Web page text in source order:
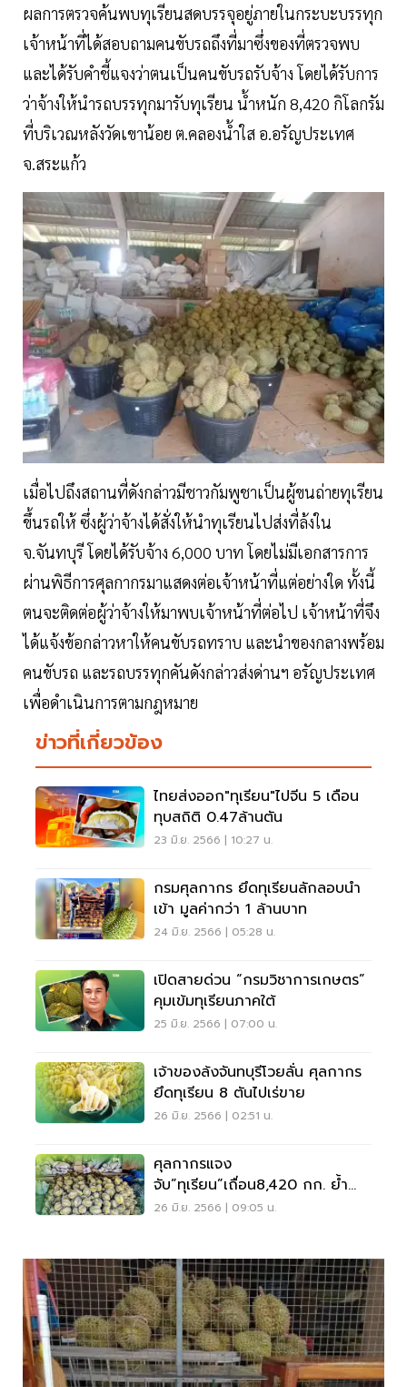
ผลการตรวจค้นพบทุเรียนสดบรรจุอยู่ภายในกระบะบรรทุก
เจ้าหน้าที่ได้สอบถามคนขับรถถึงที่มาซึ่งของที่ตรวจพบ
และได้รับคำชี้แจงว่าตนเป็นคนขับรถรับจ้าง โดยได้รับการ
ว่าจ้างให้นำรถบรรทุกมารับทุเรียน น้ำหนัก 8,420 กิโลกรัม
ที่บริเวณหลังวัดเขาน้อย ต.คลองน้ำใส อ.อรัญประเทศ
จ.สระแก้ว
เมื่อไปถึงสถานที่ดังกล่าวมีชาวกัมพูชาเป็นผู้ขนถ่ายทุเรียน
ขึ้นรถให้ ซึ่งผู้ว่าจ้างได้สั่งให้นำทุเรียนไปส่งที่ล้งใน
จ.จันทบุรี โดยได้รับจ้าง 6,000 บาท โดยไม่มีเอกสารการ
ผ่านพิธีการศุลกากรมาแสดงต่อเจ้าหน้าที่แต่อย่างใด ทั้งนี้
ตนจะติดต่อผู้ว่าจ้างให้มาพบเจ้าหน้าที่ต่อไป เจ้าหน้าที่จึง
ได้แจ้งข้อกล่าวหาให้คนขับรถทราบ และนำของกลางพร้อม
คนขับรถ และรถบรรทุกคันดังกล่าวส่งด่านฯ อรัญประเทศ
เพื่อดำเนินการตามกฎหมาย
ข่าวที่เกี่ยวข้อง
ไทยส่งออก"ทุเรียน"ไปจีน 5 เดือน
ทุบสถิติ 0.47ล้านตัน
23 มิ.ย. 2566 | 10:27 น.
กรมศุลกากร ยึดทุเรียนลักลอบนำ
เข้า มูลค่ากว่า 1 ล้านบาท
24 มิ.ย. 2566 | 05:28 น.
เปิดสายด่วน “กรมวิชาการเกษตร”
คุมเข้มทุเรียนภาคใต้
25 มิ.ย. 2566 | 07:00 น.
เจ้าของล้งจันทบุรีโวยลั่น ศุลกากร
ยึดทุเรียน 8 ตันไปเร่ขาย
26 มิ.ย. 2566 | 02:51 น.
ศุลกากรแจง
จับ”ทุเรียน”เถื่อน8,420 กก. ย้ำ
ลักลอบจริงไม่มีหลักฐานผ่านด่าน
26 มิ.ย. 2566 | 09:05 น.